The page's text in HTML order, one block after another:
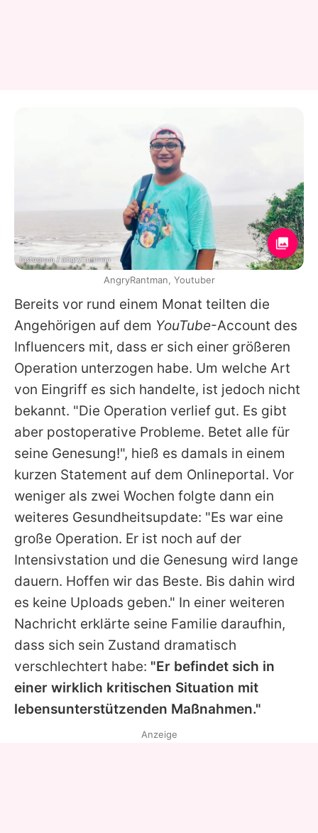
Bereits vor rund einem Monat teilten die
Angehörigen auf dem YouTube-Account des
Influencers mit, dass er sich einer größeren
Operation unterzogen habe. Um welche Art
von Eingriff es sich handelte, ist jedoch nicht
bekannt. "Die Operation verlief gut. Es gibt
aber postoperative Probleme. Betet alle für
seine Genesung!", hieß es damals in einem
kurzen Statement auf dem Onlineportal. Vor
weniger als zwei Wochen folgte dann ein
weiteres Gesundheitsupdate: "Es war eine
große Operation. Er ist noch auf der
Intensivstation und die Genesung wird lange
dauern. Hoffen wir das Beste. Bis dahin wird
es keine Uploads geben." In einer weiteren
Nachricht erklärte seine Familie daraufhin,
dass sich sein Zustand dramatisch
verschlechtert habe: "Er befindet sich in
einer wirklich kritischen Situation mit
lebensunterstützenden Maßnahmen."
Instagram / angryrantman
AngryRantman, Youtuber
Anzeige